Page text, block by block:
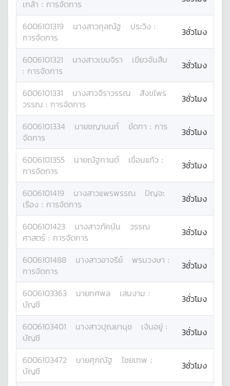
เกล้า : การจัดการ
6006101319 นางสาวกุลณัฐ ประวิง :
การจัดการ
3ชั่วโมง
6006101321 นางสาวเขมจิรา
เขียวจันสืบ
: การจัดการ 3ชั่วโมง
6006101331 นางสาวจีราวรรณ
สังขไพร
วรรณ : การจัดการ 3ชั่วโมง
6006101334 นายชญานนท์ ขัดทา : การ
จัดการ
3ชั่วโมง
6006101355 นายณัฐกานต์ เขื่อนแก้ว :
การจัดการ
3ชั่วโมง
6006101419 นางสาวแพรพรรณ
ปัญจะ
เรือง : การจัดการ 3ชั่วโมง
6006101423 นางสาวภัคนัน
วรรณ
ศาสตร์ : การจัดการ 3ชั่วโมง
6006101488 นางสาวอาจรีย์ พรมวงษา :
การจัดการ
3ชั่วโมง
6006103363 นายทศพล เสนงาม :
บัญชี
3ชั่วโมง
6006103401 นางสาวปุณยานุช เงินอยู่ :
บัญชี
3ชั่วโมง
6006103472 นายศุภณัฐ ไชยเทพ :
บัญชี
3ชั่วโมง